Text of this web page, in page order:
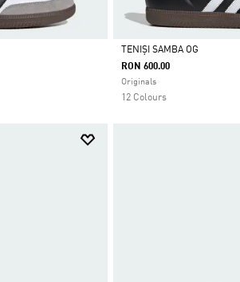
Da
TENIȘI SAMBA OG
RON 600.00
Originals
12 Colours